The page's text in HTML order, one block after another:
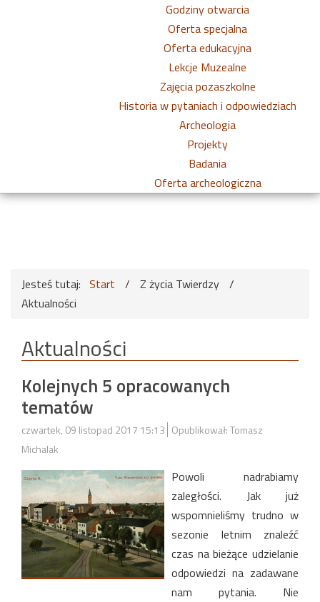
Godziny otwarcia
Oferta specjalna
Oferta edukacyjna
Lekcje Muzealne
Zajęcia pozaszkolne
Historia w pytaniach i odpowiedziach
Archeologia
Projekty
Badania
Oferta archeologiczna
Jesteś tutaj: Start / Z życia Twierdzy /
Aktualności
Aktualności
Kolejnych 5 opracowanych
tematów
czwartek, 09 listopad 2017 15:13 Opublikował: Tomasz
Michalak
Powoli nadrabiamy
zaległości. Jak już
wspomnieliśmy trudno w
sezonie letnim znaleźć
czas na bieżące udzielanie
odpowiedzi na zadawane
nam pytania. Nie